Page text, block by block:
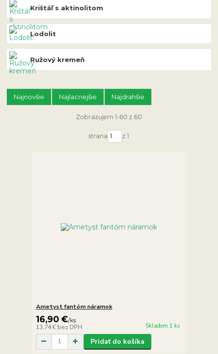
Krištáľ s aktinolitom
Lodolit
Ružový kremeň
Najnovšie Najlacnejšie Najdrahšie
Zobrazujem 1-60 z 60
strana z 1
Ametyst fantóm náramok
16,90 €/ks
13,74 € bez DPH Skladom 1 ks
Pridať do košíka